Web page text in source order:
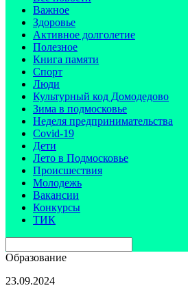
Важное
Здоровье
Активное долголетие
Полезное
Книга памяти
Спорт
Люди
Культурный код Домодедово
Зима в подмосковье
Неделя предпринимательства
Covid-19
Дети
Лето в Подмосковье
Происшествия
Молодежь
Вакансии
Конкурсы
ТИК
Образование
23.09.2024